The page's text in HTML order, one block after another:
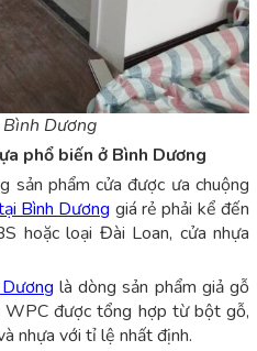
Bình Dương
phổ biến ở Bình Dương
sản phẩm cửa được ưa chuộng
Bình Dương giá rẻ phải kể đến
hoặc loại Đài Loan, cửa nhựa
là dòng sản phẩm giả gỗ
WPC được tổng hợp từ bột gỗ,
nhựa với tỉ lệ nhất định.